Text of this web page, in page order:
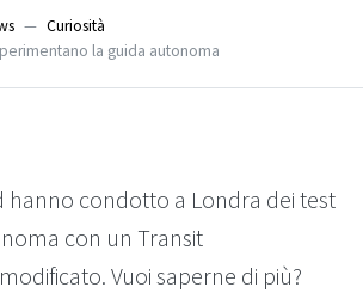
Curiosità
la guida autonoma
hanno condotto a Londra dei test
con un Transit
Vuoi saperne di più?